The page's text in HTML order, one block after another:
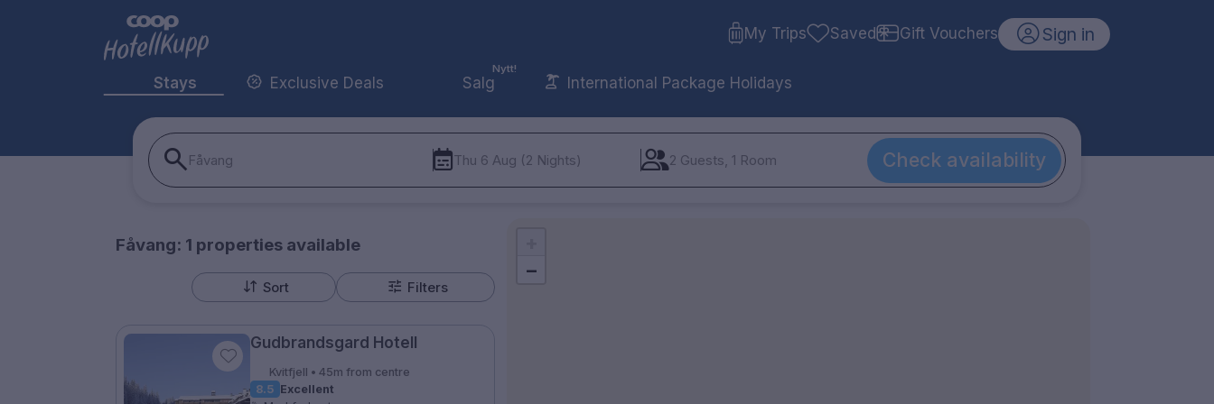
My Trips Saved Gift Vouchers Sign in
Stays Exclusive Deals
Nytt!
Salg International Package Holidays
Fåvang Thu 6 Aug (2 Nights) 2 Guests, 1 Room Check availability
−
Fåvang: 1 propertiesavailable
Sort Filters
Gudbrandsgard Hotell
Kvitfjell • 45m from centre
8.5 Excellent